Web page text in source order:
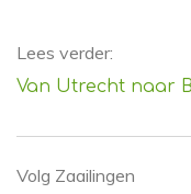
Lees verder:
Van Utrecht naar
Volg Zaailingen